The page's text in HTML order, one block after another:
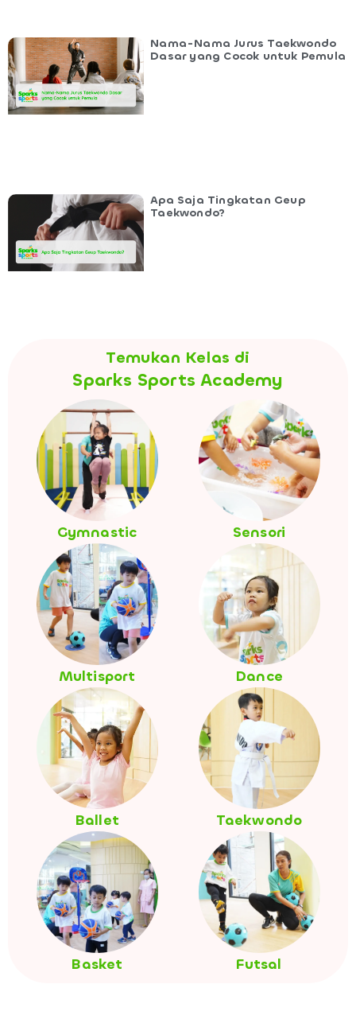
Nama-Nama Jurus Taekwondo
Dasar yang Cocok untuk Pemula
Apa Saja Tingkatan Geup
Taekwondo?
Temukan Kelas di
Sparks Sports Academy
Gymnastic Sensori
Multisport Dance
Ballet Taekwondo
Basket Futsal